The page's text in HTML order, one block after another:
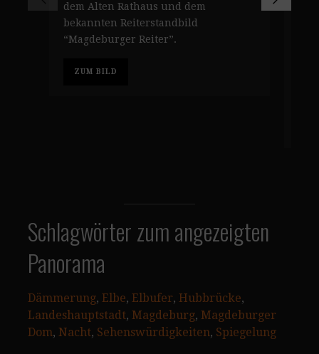
dem Alten Rathaus und dem
bekannten Reiterstandbild
“Magdeburger Reiter”.
ZUM BILD
Schlagwörter zum angezeigten
Panorama
Dämmerung, Elbe, Elbufer, Hubbrücke
Landeshauptstadt, Magdeburg, Magdeburger
Dom, Nacht, Sehenswürdigkeiten, Spiegelung